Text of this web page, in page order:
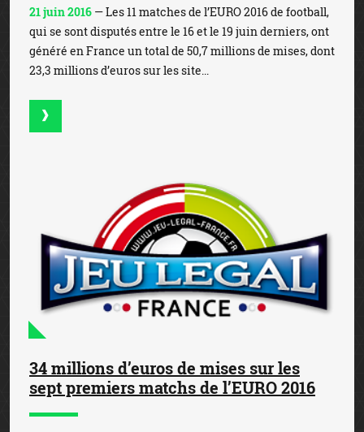
21 juin 2016 — Les 11 matches de l’EURO 2016 de football,
qui se sont disputés entre le 16 et le 19 juin derniers, ont
généré en France un total de 50,7 millions de mises, dont
23,3 millions d’euros sur les site...
34 millions d’euros de mises sur les
sept premiers matchs de l’EURO 2016